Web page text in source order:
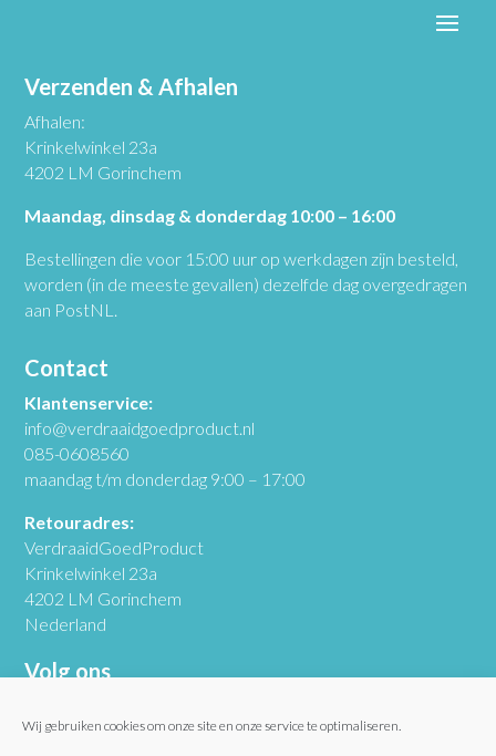
Wij gebruiken cookies om onze site en onze service te optimaliseren.
Verzenden & Afhalen
Afhalen:
Krinkelwinkel 23a
4202 LM Gorinchem
Maandag, dinsdag & donderdag 10:00 – 16:00
Bestellingen die voor 15:00 uur op werkdagen zijn besteld,
worden (in de meeste gevallen) dezelfde dag overgedragen
aan PostNL.
Contact
Klantenservice:
info@verdraaidgoedproduct.nl
085-0608560
maandag t/m donderdag 9:00 – 17:00
Retouradres:
VerdraaidGoedProduct
Krinkelwinkel 23a
4202 LM Gorinchem
Nederland
Volg ons